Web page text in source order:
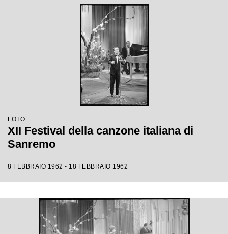
FOTO
XII Festival della canzone italiana di
Sanremo
8 FEBBRAIO 1962 - 18 FEBBRAIO 1962